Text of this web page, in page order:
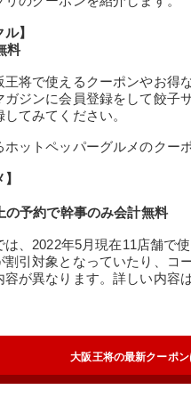
】
料
将で使えるクーポンやお得
ガジンに会員登録をして餃子
てみてください。
ットペッパーグルメのクー
の予約で幹事のみ会計無料
、2022年5月現在11店舗で
引対象となっていたり、コ
が異なります。詳しい内容
大阪王将の最新クーポン